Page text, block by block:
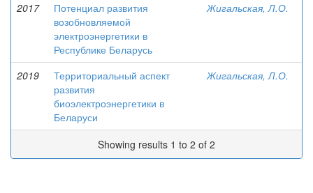
2017
Потенциал развития
возобновляемой
электроэнергетики в
Республике Беларусь
Жигальская, Л.О.
2019
Территориальный аспект
развития
биоэлектроэнергетики в
Беларуси
Жигальская, Л.О.
Showing results 1 to 2 of 2